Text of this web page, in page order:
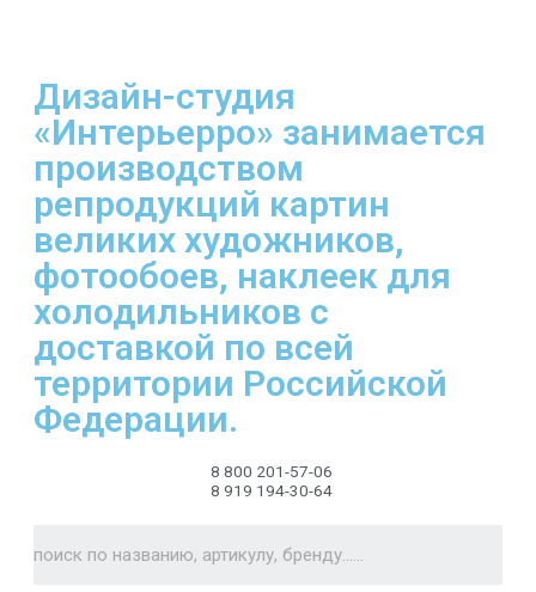
Дизайн-студия
«Интерьерро» занимается
производством
репродукций картин
великих художников,
фотообоев, наклеек для
холодильников с
доставкой по всей
территории Российской
Федерации.
8 800 201-57-06
8 919 194-30-64